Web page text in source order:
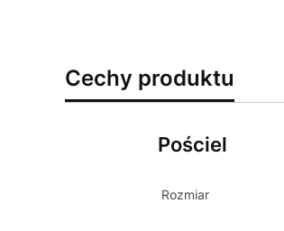
Cechy produktu
Pościel
Rozmiar